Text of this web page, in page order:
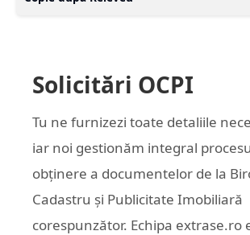
Solicitări OCPI
Tu ne furnizezi toate detaliile
iar noi gestionăm integral
obținere a documentelor de la
Cadastru și Publicitate Imobiliară
corespunzător. Echipa extrase.ro